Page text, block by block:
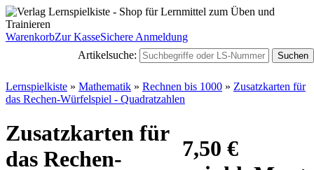
WarenkorbZur KasseSichere Anmeldung
Artikelsuche:
Suchen
Lernspielkiste » Mathematik » Rechnen bis 1000 » Zusatzkarten für
das Rechen-Würfelspiel - Quadratzahlen
7,50 €
Zusatzkarten für
das Rechen-